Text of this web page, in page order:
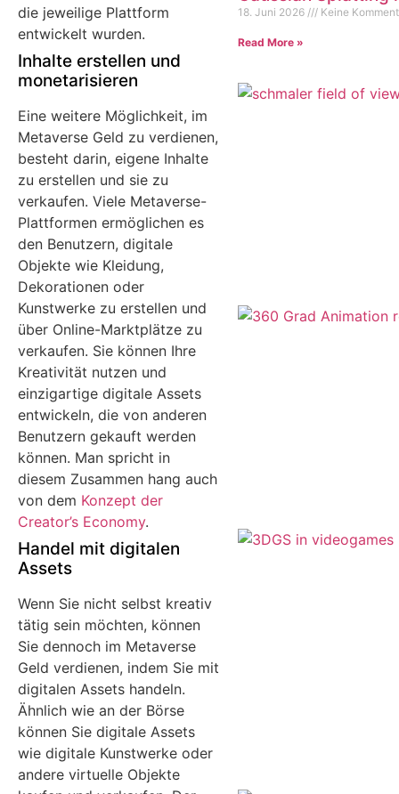
die jeweilige Plattform
entwickelt wurden.
Inhalte erstellen und
monetarisieren
Eine weitere Möglichkeit, im
Metaverse Geld zu verdienen,
besteht darin, eigene Inhalte
zu erstellen und sie zu
verkaufen. Viele Metaverse-
Plattformen ermöglichen es
den Benutzern, digitale
Objekte wie Kleidung,
Dekorationen oder
Kunstwerke zu erstellen und
über Online-Marktplätze zu
verkaufen. Sie können Ihre
Kreativität nutzen und
einzigartige digitale Assets
entwickeln, die von anderen
Benutzern gekauft werden
können. Man spricht in
diesem Zusammen hang auch
von dem Konzept der
Creator’s Economy.
Handel mit digitalen
Assets
Wenn Sie nicht selbst kreativ
tätig sein möchten, können
Sie dennoch im Metaverse
Geld verdienen, indem Sie mit
digitalen Assets handeln.
Ähnlich wie an der Börse
können Sie digitale Assets
wie digitale Kunstwerke oder
andere virtuelle Objekte
18. Juni 2026 Keine
Read More »